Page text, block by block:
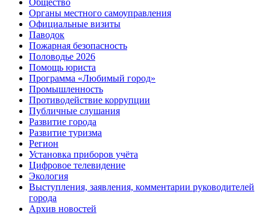
Общество
Органы местного самоуправления
Официальные визиты
Паводок
Пожарная безопасность
Половодье 2026
Помощь юриста
Программа «Любимый город»
Промышленность
Противодействие коррупции
Публичные слушания
Развитие города
Развитие туризма
Регион
Установка приборов учёта
Цифровое телевидение
Экология
Выступления, заявления, комментарии руководителей
города
Архив новостей